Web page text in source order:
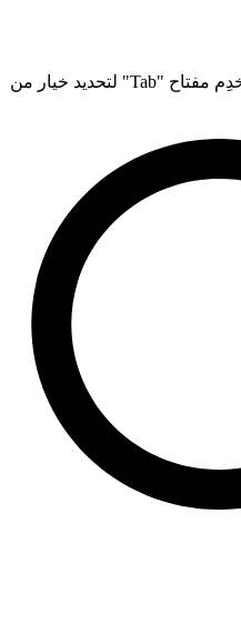
ابدأ الكتابة في مربع البحث، ثم استخدِم مفتاح "Tab" لتحديد خيار من